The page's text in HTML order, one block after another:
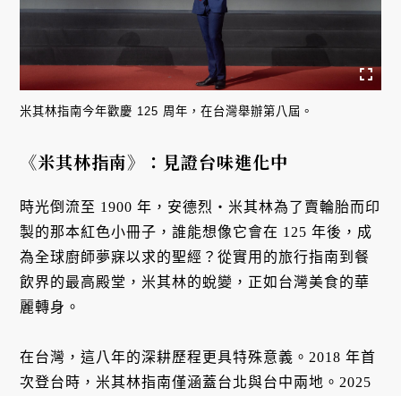
米其林指南今年歡慶 125 周年，在台灣舉辦第八屆。
《米其林指南》：見證台味進化中
時光倒流至 1900 年，安德烈・米其林為了賣輪胎而印
製的那本紅色小冊子，誰能想像它會在 125 年後，成
為全球廚師夢寐以求的聖經？從實用的旅行指南到餐
飲界的最高殿堂，米其林的蛻變，正如台灣美食的華
麗轉身。
在台灣，這八年的深耕歷程更具特殊意義。2018 年首
次登台時，米其林指南僅涵蓋台北與台中兩地。2025